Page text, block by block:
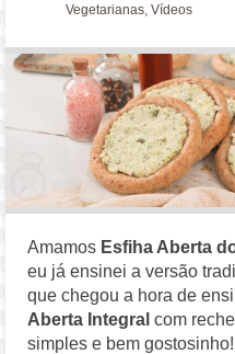
Vegetarianas,Vídeos
Amamos Esfiha Aberta
eu já ensinei a versão
que chegou a hora de
Aberta Integral com
simples e bem